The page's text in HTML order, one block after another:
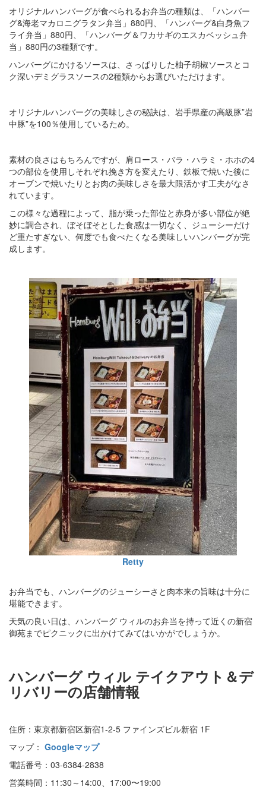
オリジナルハンバーグが食べられるお弁当の種類は、「ハンバー
グ&海老マカロニグラタン弁当」880円、「ハンバーグ&白身魚フ
ライ弁当」880円、「ハンバーグ＆ワカサギのエスカベッシュ弁
当」880円の3種類です。
ハンバーグにかけるソースは、さっぱりした柚子胡椒ソースとコ
ク深いデミグラスソースの2種類からお選びいただけます。
オリジナルハンバーグの美味しさの秘訣は、岩手県産の高級豚”岩
中豚”を100％使用しているため。
素材の良さはもちろんですが、肩ロース・バラ・ハラミ・ホホの4
つの部位を使用しそれぞれ挽き方を変えたり、鉄板で焼いた後に
オーブンで焼いたりとお肉の美味しさを最大限活かす工夫がなさ
れています。
この様々な過程によって、脂が乗った部位と赤身が多い部位が絶
妙に調合され、ぼそぼそとした食感は一切なく、ジューシーだけ
ど重たすぎない、何度でも食べたくなる美味しいハンバーグが完
成します。
Retty
お弁当でも、ハンバーグのジューシーさと肉本来の旨味は十分に
堪能できます。
天気の良い日は、ハンバーグ ウィルのお弁当を持って近くの新宿
御苑までピクニックに出かけてみてはいかがでしょうか。
ハンバーグ ウィル テイクアウト＆デ
リバリーの店舗情報
住所：東京都新宿区新宿1-2-5 ファインズビル新宿 1F
マップ： Googleマップ
電話番号：03-6384-2838
営業時間：11:30～14:00、17:00〜19:00